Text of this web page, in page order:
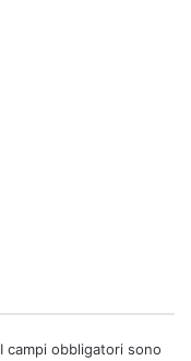
I campi obbligatori sono